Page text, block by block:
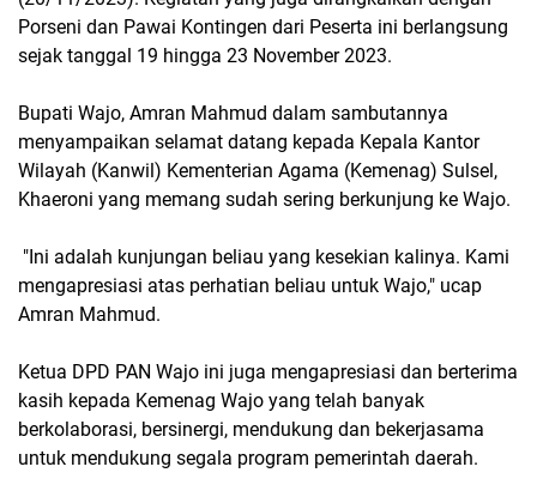
Porseni dan Pawai Kontingen dari Peserta ini berlangsung
sejak tanggal 19 hingga 23 November 2023.
Bupati Wajo, Amran Mahmud dalam sambutannya
menyampaikan selamat datang kepada Kepala Kantor
Wilayah (Kanwil) Kementerian Agama (Kemenag) Sulsel,
Khaeroni yang memang sudah sering berkunjung ke Wajo.
"Ini adalah kunjungan beliau yang kesekian kalinya. Kami
mengapresiasi atas perhatian beliau untuk Wajo," ucap
Amran Mahmud.
Ketua DPD PAN Wajo ini juga mengapresiasi dan berterima
kasih kepada Kemenag Wajo yang telah banyak
berkolaborasi, bersinergi, mendukung dan bekerjasama
untuk mendukung segala program pemerintah daerah.